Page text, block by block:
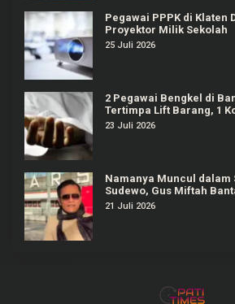
Pegawai PPPK di Klaten
Proyektor Milik Sekolah
25 Juli 2026
2 Pegawai Bengkel di
Tertimpa Lift Barang, 1
23 Juli 2026
Namanya Muncul dalam
Sudewo, Gus Miftah
Dana Rp100 Juta
21 Juli 2026